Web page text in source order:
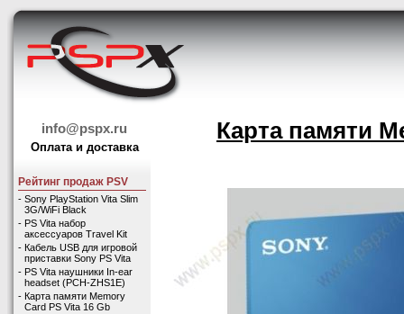
info@pspx.ru
Оплата и доставка
Рейтинг продаж PSV
- Sony PlayStation Vita Slim
3G/WiFi Black
- PS Vita набор
аксессуаров Travel Kit
- Кабель USB для игровой
приставки Sony PS Vita
- PS Vita наушники In-ear
headset (PCH-ZHS1E)
- Карта памяти Memory
Card PS Vita 16 Gb
Карта памяти